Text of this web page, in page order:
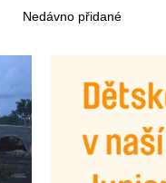
Nedávno přidané